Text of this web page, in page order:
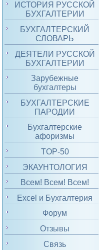
ИСТОРИЯ РУССКОЙ
БУХГАЛТЕРИИ
БУХГАЛТЕРСКИЙ
СЛОВАРЬ
ДЕЯТЕЛИ РУССКОЙ
БУХГАЛТЕРИИ
Зарубежные
бухгалтеры
БУХГАЛТЕРСКИЕ
ПАРОДИИ
Бухгалтерские
афоризмы
TOP-50
ЭКАУНТОЛОГИЯ
Всем! Всем! Всем!
Excel и Бухгалтерия
Форум
Отзывы
Связь